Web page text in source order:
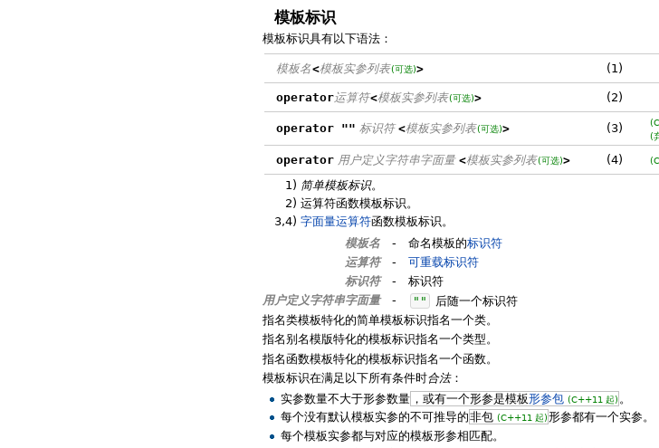
模板标识
模板标识具有以下语法：
模板名<模板实参列表(可选)> (1)
operator运算符<模板实参列表(可选)> (2)
operator "" 标识符 <模板实参列表(可选)> (3)
(
operator 用户定义字符串字面量 <模板实参列表(可选)> (4)
1) 简单模板标识。
2) 运算符函数模板标识。
3,4) 字面量运算符函数模板标识。
模板名
- 命名模板的标识符
运算符
-
可重载标识符
标识符
-
标识符
用户定义字符串字面量
- ""
后随一个标识符
指名类模板特化的简单模板标识指名一个类。
指名别名模版特化的模板标识指名一个类型。
指名函数模板特化的模板标识指名一个函数。
模板标识在满足以下所有条件时合法：
实参数量不大于形参数量 ，或有一个形参是模板形参包 (C++11 起) 。
每个没有默认模板实参的不可推导的非包 (C++11 起) 形参都有一个实参。
每个模板实参都与对应的模板形参相匹配。